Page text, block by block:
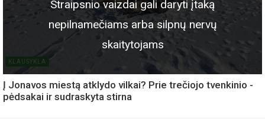
KLAUSYKLA
Straipsnio vaizdai gali daryti įtaką
nepilnamečiams arba silpnų nervų
skaitytojams
Į Jonavos miestą atklydo vilkai? Prie trečiojo tvenkinio -
pėdsakai ir sudraskyta stirna